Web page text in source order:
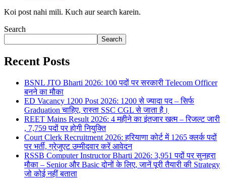
Koi post nahi mili. Kuch aur search karein.
Search
Search
Recent Posts
BSNL JTO Bharti 2026: 100 पदों पर सरकारी Telecom Officer
बनने का मौका
ED Vacancy 1200 Post 2026: 1200 से ज्यादा पद – सिर्फ
Graduation चाहिए, रास्ता SSC CGL से जाता है।
REET Mains Result 2026: 4 महीने का इंतजार खत्म – रिजल्ट जारी
, 7,759 पदों पर होगी नियुक्ति
Court Clerk Recruitment 2026: हरियाणा कोर्ट में 1265 क्लर्क पदों
पर भर्ती, ग्रेजुएट उम्मीदवार करें आवेदन
RSSB Computer Instructor Bharti 2026: 3,951 पदों पर सुनहरा
मौका – Senior और Basic दोनों के लिए, जानें पूरी तैयारी की Strategy
जो कोई नहीं बताता